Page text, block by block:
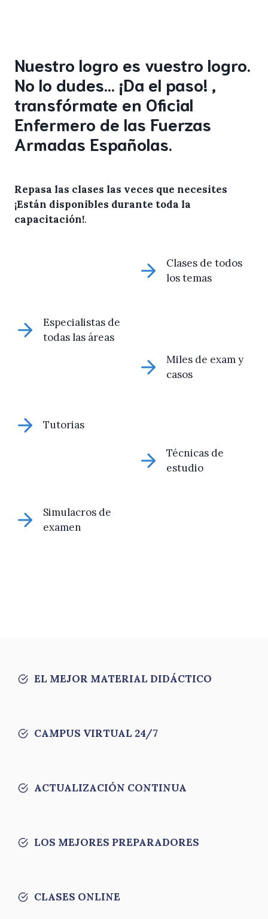
Nuestro logro es vuestro logro.
No lo dudes… ¡Da el paso! ,
transfórmate en Oficial
Enfermero de las Fuerzas
Armadas Españolas.
Repasa las clases las veces que necesites
¡Están disponibles durante toda la
capacitación!.
Clases de todos
los temas
Especialistas de
todas las áreas
Miles de exam y
casos
Tutorias
Técnicas de
estudio
Simulacros de
examen
EL MEJOR MATERIAL DIDÁCTICO
CAMPUS VIRTUAL 24/7
ACTUALIZACIÓN CONTINUA
LOS MEJORES PREPARADORES
CLASES ONLINE